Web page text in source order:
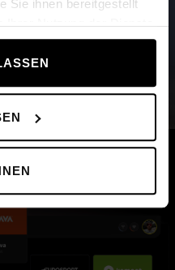
Sie ihnen bereitgestellt
Ihrer Nutzung der Dienste